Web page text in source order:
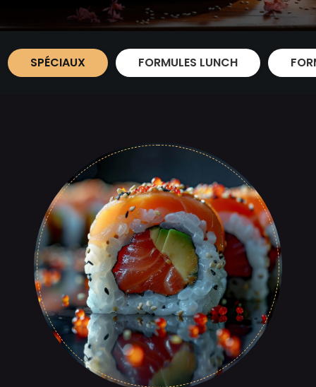
SPÉCIAUX FORMULES LUNCH